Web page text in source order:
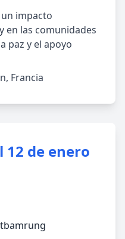
impacto
en las comunidades
paz y el apoyo
Francia
12 de enero